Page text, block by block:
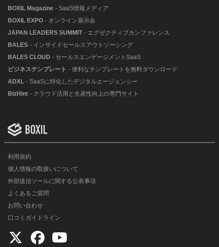
BOXIL Magazine - SaaS情報メディア
BOXIL EXPO - オンライン展示会
JAPAN LEADERS SUMMIT - エグゼクティブカンファレンス
BALES - インサイドセールスアウトソーシング
BALES CLOUD - セールスエンゲージメントSaaS
ビジネステンプレート - 便利なテンプレートを無料ダウンロード
ADXL - SaaSに特化したデジタルエージェンシー
BizHint - クラウド活用と生産性向上の専門サイト
利用規約
個人情報の取扱いについて
外部送信ツールに関する公表事項
よくあるご質問
お問い合わせ
口コミガイドライン